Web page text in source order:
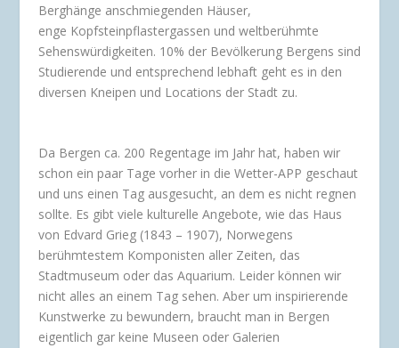
Berghänge anschmiegenden Häuser,
enge Kopfsteinpflastergassen und weltberühmte
Sehenswürdigkeiten. 10% der Bevölkerung Bergens sind
Studierende und entsprechend lebhaft geht es in den
diversen Kneipen und Locations der Stadt zu.
Da Bergen ca. 200 Regentage im Jahr hat, haben wir
schon ein paar Tage vorher in die Wetter-APP geschaut
und uns einen Tag ausgesucht, an dem es nicht regnen
sollte. Es gibt viele kulturelle Angebote, wie das Haus
von Edvard Grieg (1843 – 1907), Norwegens
berühmtestem Komponisten aller Zeiten, das
Stadtmuseum oder das Aquarium. Leider können wir
nicht alles an einem Tag sehen. Aber um inspirierende
Kunstwerke zu bewundern, braucht man in Bergen
eigentlich gar keine Museen oder Galerien